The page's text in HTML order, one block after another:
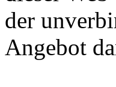
der
Angebot